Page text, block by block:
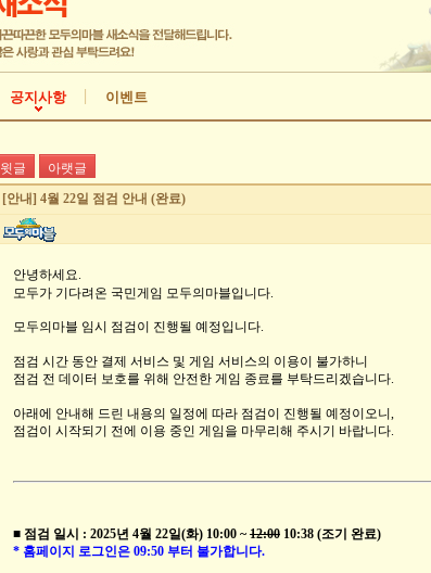
공지사항 이벤트
윗글 아랫글
[안내] 4월 22일 점검 안내 (완료)
안녕하세요.
모두가 기다려온 국민게임 모두의마블입니다.
모두의마블 임시 점검이 진행될 예정입니다.
점검 시간 동안 결제 서비스 및 게임 서비스의 이용이 불가하니
점검 전 데이터 보호를 위해 안전한 게임 종료를 부탁드리겠습니다.
아래에 안내해 드린 내용의 일정에 따라 점검이 진행될 예정이오니,
점검이 시작되기 전에 이용 중인 게임을 마무리해 주시기 바랍니다.
■ 점검 일시 : 2025년 4월 22일(화) 10:00 ~ 12:00 10:38 (조기 완료)
* 홈페이지 로그인은 09:50 부터 불가합니다.